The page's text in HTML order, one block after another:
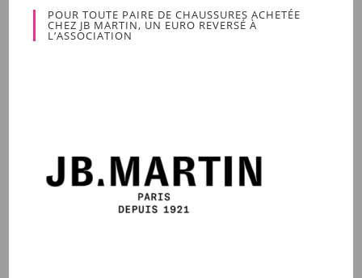
POUR TOUTE PAIRE DE CHAUSSURES ACHETÉE
CHEZ JB MARTIN, UN EURO REVERSÉ À
L’ASSOCIATION